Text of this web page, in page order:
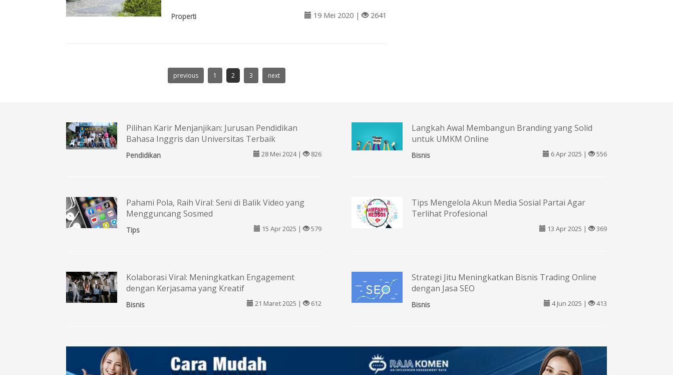
Properti 19 Mei 2020 | 2641
previous 1 2 3 next
Pilihan Karir Menjanjikan: Jurusan Pendidikan
Bahasa Inggris dan Universitas Terbaik
Pendidikan 28 Mei 2024 | 826
Langkah Awal Membangun Branding yang Solid
untuk UMKM Online
Bisnis 6 Apr 2025 | 556
Pahami Pola, Raih Viral: Seni di Balik Video yang
Mengguncang Sosmed
Tips 15 Apr 2025 | 579
Tips Mengelola Akun Media Sosial Partai Agar
Terlihat Profesional
13 Apr 2025 | 369
Kolaborasi Viral: Meningkatkan Engagement
dengan Kerjasama yang Kreatif
Bisnis 21 Maret 2025 | 612
Strategi Jitu Meningkatkan Bisnis Trading Online
dengan Jasa SEO
Bisnis 4 Jun 2025 | 413